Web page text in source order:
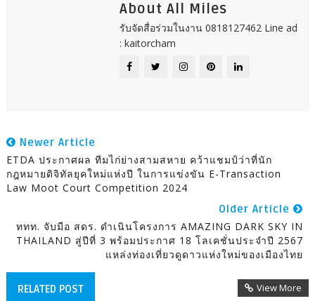
About All Miles
รับจัดสื่อร่วมในงาน 0818127462 Line ad
: kaitorcham
Newer Article
ETDA ประกาศผล ทีมไก่ย่างสามสหาย คว้าแชมป์ว่าที่นัก
กฎหมายดิจิทัลยุคใหม่แห่งปี ในการแข่งขัน E-Transaction
Law Moot Court Competition 2024
Older Article
ททท. จับมือ สดร. ดำเนินโครงการ AMAZING DARK SKY IN
THAILAND สู่ปีที่ 3 พร้อมประกาศ 18 โลเคชั่นประจำปี 2567
แหล่งท่องเที่ยวดูดาวแห่งใหม่ของเมืองไทย
RELATED POST View More